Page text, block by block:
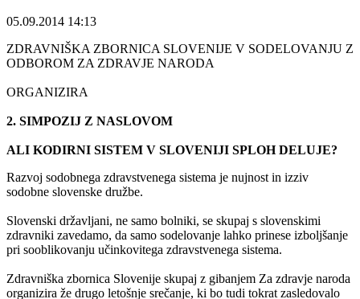
05.09.2014 14:13
ZDRAVNIŠKA ZBORNICA SLOVENIJE V SODELOVANJU Z
ODBOROM ZA ZDRAVJE NARODA
ORGANIZIRA
2. SIMPOZIJ Z NASLOVOM
ALI KODIRNI SISTEM V SLOVENIJI SPLOH DELUJE?
Razvoj sodobnega zdravstvenega sistema je nujnost in izziv
sodobne slovenske družbe.
Slovenski državljani, ne samo bolniki, se skupaj s slovenskimi
zdravniki zavedamo, da samo sodelovanje lahko prinese izboljšanje
pri sooblikovanju učinkovitega zdravstvenega sistema.
Zdravniška zbornica Slovenije skupaj z gibanjem Za zdravje naroda
organizira že drugo letošnje srečanje, ki bo tudi tokrat zasledovalo